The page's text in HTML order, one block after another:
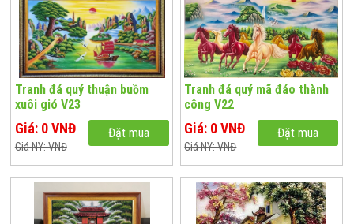
Tranh đá quý thuận buồm
xuôi gió V23
Giá: 0 VNĐ
Giá NY: VNĐ
Đặt mua
Tranh đá quý mã đáo thành
công V22
Giá: 0 VNĐ
Giá NY: VNĐ
Đặt mua